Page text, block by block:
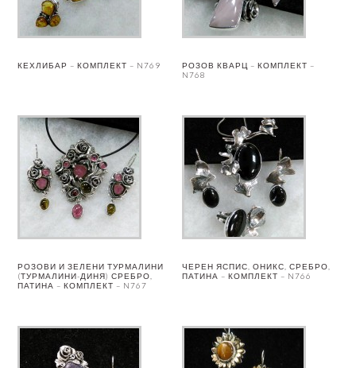
КЕХЛИБАР – КОМПЛЕКТ – N769
РОЗОВ КВАРЦ – КОМПЛЕКТ –
N768
РОЗОВИ И ЗЕЛЕНИ ТУРМАЛИНИ
(ТУРМАЛИНИ-ДИНЯ) СРЕБРО,
ПАТИНА – КОМПЛЕКТ – N767
ЧЕРЕН ЯСПИС, ОНИКС, СРЕБРО,
ПАТИНА – КОМПЛЕКТ – N766